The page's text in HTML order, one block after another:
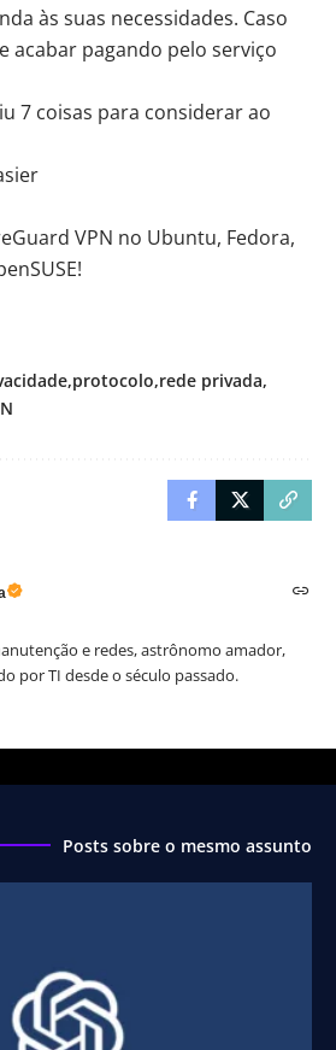
às suas necessidades. Caso
acabar pagando pelo serviço
7 coisas para considerar ao
VPN no Ubuntu, Fedora,
protocolo rede privada
e redes, astrônomo amador,
por TI desde o século passado.
Posts sobre o mesmo assunto